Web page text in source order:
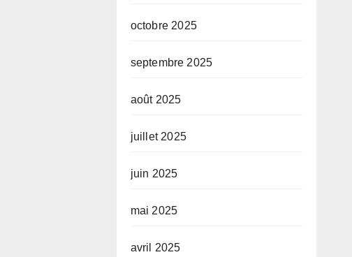
octobre 2025
septembre 2025
août 2025
juillet 2025
juin 2025
mai 2025
avril 2025